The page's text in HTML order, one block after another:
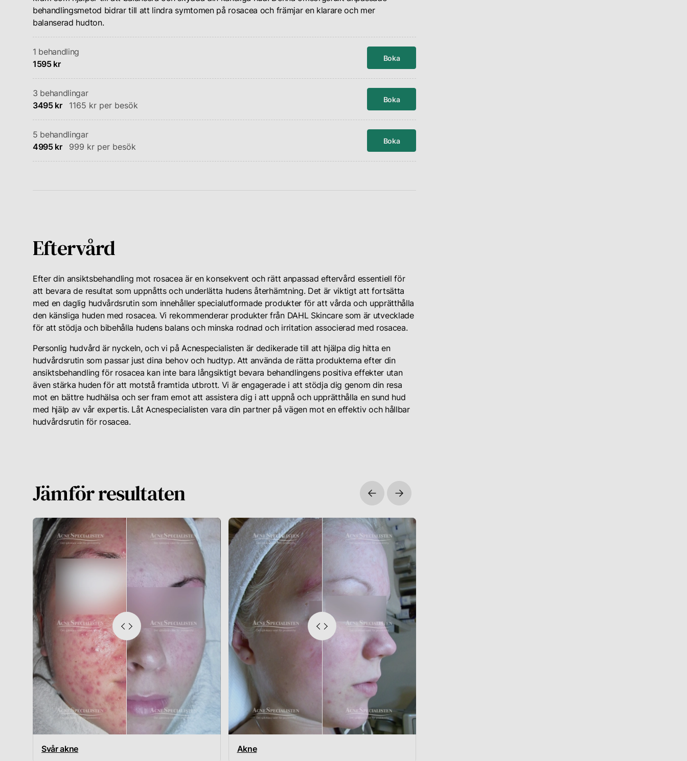
behandlingsmetod bidrar till att lindra symtomen på rosacea och främjar en klarare och mer
balanserad hudton.
1 behandling
1595 kr
Boka
3 behandlingar
3495 kr
1165 kr per besök
Boka
5 behandlingar
4995 kr
999 kr per besök
Boka
Eftervård
Efter din ansiktsbehandling mot rosacea är en konsekvent och rätt anpassad eftervård essentiell för
att bevara de resultat som uppnåtts och underlätta hudens återhämtning. Det är viktigt att fortsätta
med en daglig hudvårdsrutin som innehåller specialutformade produkter för att vårda och upprätthålla
den känsliga huden med rosacea. Vi rekommenderar produkter från DAHL Skincare som är utvecklade
för att stödja och bibehålla hudens balans och minska rodnad och irritation associerad med rosacea.
Personlig hudvård är nyckeln, och vi på Acnespecialisten är dedikerade till att hjälpa dig hitta en
hudvårdsrutin som passar just dina behov och hudtyp. Att använda de rätta produkterna efter din
ansiktsbehandling för rosacea kan inte bara långsiktigt bevara behandlingens positiva effekter utan
även stärka huden för att motstå framtida utbrott. Vi är engagerade i att stödja dig genom din resa
mot en bättre hudhälsa och ser fram emot att assistera dig i att uppnå och upprätthålla en sund hud
med hjälp av vår expertis. Låt Acnespecialisten vara din partner på vägen mot en effektiv och hållbar
hudvårdsrutin för rosacea.
Jämför resultaten
Svår akne Akne